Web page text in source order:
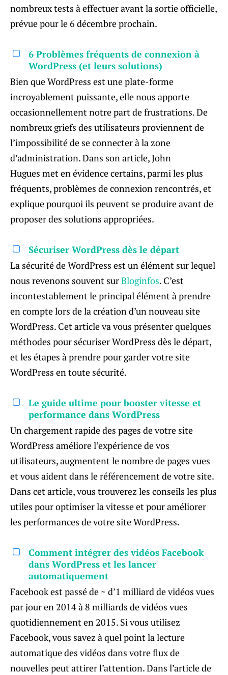
nombreux tests à effectuer avant la sortie officielle,
prévue pour le 6 décembre prochain.
6 Problèmes fréquents de connexion à
WordPress (et leurs solutions)
Bien que WordPress est une plate-forme
incroyablement puissante, elle nous apporte
occasionnellement notre part de frustrations. De
nombreux griefs des utilisateurs proviennent de
l’impossibilité de se connecter à la zone
d’administration. Dans son article, John
Hugues met en évidence certains, parmi les plus
fréquents, problèmes de connexion rencontrés, et
explique pourquoi ils peuvent se produire avant de
proposer des solutions appropriées.
Sécuriser WordPress dès le départ
La sécurité de WordPress est un élément sur lequel
nous revenons souvent surBloginfos. C’est
incontestablement le principal élément à prendre
en compte lors de la création d’un nouveau site
WordPress. Cet article va vous présenter quelques
méthodes pour sécuriser WordPress dès le départ,
et les étapes à prendre pour garder votre site
WordPress en toute sécurité.
Le guide ultime pour booster vitesse et
performance dans WordPress
Un chargement rapide des pages de votre site
WordPress améliore l’expérience de vos
utilisateurs, augmentent le nombre de pages vues
et vous aident dans le référencement de votre site.
Dans cet article, vous trouverez les conseils les plus
utiles pour optimiser la vitesse et pour améliorer
les performances de votre site WordPress.
Comment intégrer des vidéos Facebook
dans WordPress et les lancer
automatiquement
Facebook est passé de ~ d’1 milliard de vidéos vues
par jour en 2014 à 8 milliards de vidéos vues
quotidiennement en 2015. Si vous utilisez
Facebook, vous savez à quel point la lecture
automatique des vidéos dans votre flux de
nouvelles peut attirer l’attention. Dans l’article de